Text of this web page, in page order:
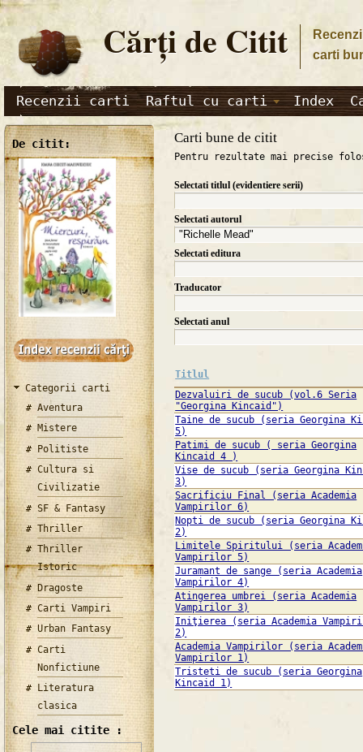
Cărţi de Citit
carti
Recenzii carti Raftul cu carti Index
De citit:
Categorii carti
Aventura
Mistere
Politiste
Cultura si
Civilizatie
SF & Fantasy
Thriller
Thriller
Istoric
Dragoste
Carti Vampiri
Urban Fantasy
Carti
Nonfictiune
Literatura
clasica
Cele mai citite :
Carti bune de citit
Pentru rezultate mai precise
Selectati titlul (evidentiere serii)
Selectati autorul
Selectati editura
Traducator
Selectati anul
Titlul
Dezvaluiri de sucub (vol.6 Seria
"Georgina Kincaid")
Taine de sucub (seria Georgina
5)
Patimi de sucub ( seria Georgina
Kincaid 4 )
Vise de sucub (seria Georgina
3)
Sacrificiu Final (seria Academia
Vampirilor 6)
Nopti de sucub (seria Georgina
2)
Limitele Spiritului (seria
Vampirilor 5)
Juramant de sange (seria Academia
Vampirilor 4)
Atingerea umbrei (seria Academia
Vampirilor 3)
Iniţierea (seria Academia
2)
Academia Vampirilor (seria
Vampirilor 1)
Tristeti de sucub (seria Georgina
Kincaid 1)